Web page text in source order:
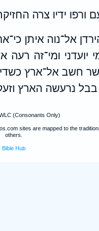
ידיו צרה
אל־נוה איתן
יועדני ומי־זה רעה
חשב אל־ארץ
נרעשה הארץ
(Consonants Only)
sites are mapped to the
others.
Bible Hub